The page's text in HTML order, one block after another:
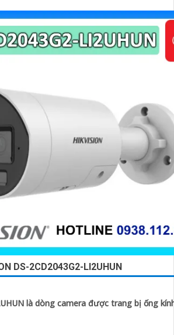
DS-2CD2043G2-LI2UHUN
là dòng camera được trang bị ống